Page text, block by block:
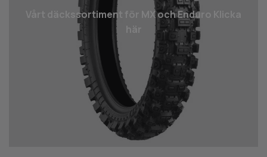
Vårt däcks­sortiment för MX och Enduro Klicka